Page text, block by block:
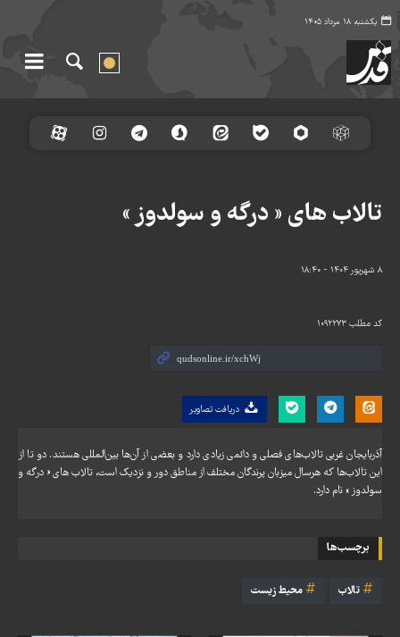
یکشنبه ۱۸ مرداد ۱۴۰۵
۸ شهریور ۱۴۰۴ - ۱۸:۴۰
کد مطلب ۱۰۹۲۲۷۳
دریافت تصاویر
تالاب های « درگه و سولدوز »
آذربایجان غربی تالاب‌های فصلی و دائمی زیادی دارد و بعضی از آن‌ها بین‌المللی هستند. دو تا از
این تالاب‌ها که هرسال میزبان پرندگان مختلف از مناطق دور و نزدیک است، تالاب های « درگه و
سولدوز » نام دارد.
برچسب‌ها
تالاب محیط زیست